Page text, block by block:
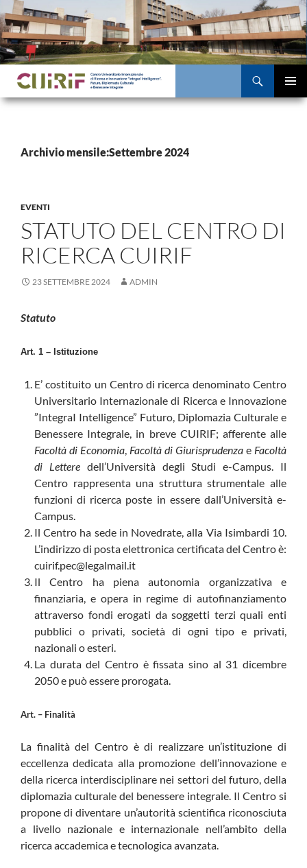
Vai
al
contenuto
Cerca
MENU
Archivio mensile:Settembre 2024
EVENTI
STATUTO DEL CENTRO DI
RICERCA CUIRIF
23 SETTEMBRE 2024 ADMIN
Statuto
Art. 1 – Istituzione
E’ costituito un Centro di ricerca denominato Centro
Universitario Internazionale di Ricerca e Innovazione
”IntegraI Intelligence” Futuro, Diplomazia Culturale e
Benessere Integrale, in breve CUIRIF; afferente alle
Facoltà di Economia, Facoltà di Giurisprudenza e Facoltà
di Lettere dell’Università degli Studi e-Campus. Il
Centro rappresenta una struttura strumentale alle
funzioni di ricerca poste in essere dall’Università e-
Campus.
Il Centro ha sede in Novedrate, alla Via Isimbardi 10.
L’indirizzo di posta elettronica certificata del Centro è:
cuirif.pec@legalmail.it
Il Centro ha piena autonomia organizzativa e
finanziaria, e opera in regime di autofinanziamento
attraverso fondi erogati da soggetti terzi quali enti
pubblici o privati, società di ogni tipo e privati,
nazionali o esteri.
La durata del Centro è fissata sino al 31 dicembre
2050 e può essere prorogata.
Art. – Finalità
La finalità del Centro è di realizzare un’istituzione di
eccellenza dedicata alla promozione dell’innovazione e
della ricerca interdisciplinare nei settori del futuro, della
diplomazia culturale del benessere integrale. Il Centro si
propone di diventare un’autorità scientifica riconosciuta
a livello nazionale e internazionale nell’ambito della
ricerca accademica e tecnologica avanzata.